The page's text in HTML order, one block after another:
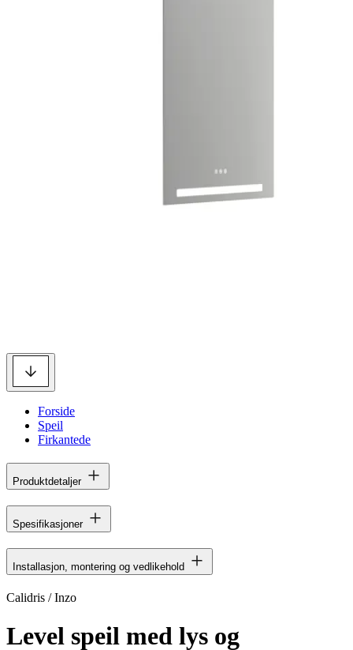
Forside
Speil
Firkantede
Produktdetaljer
Spesifikasjoner
Installasjon, montering og vedlikehold
Calidris / Inzo
Level speil med lys og